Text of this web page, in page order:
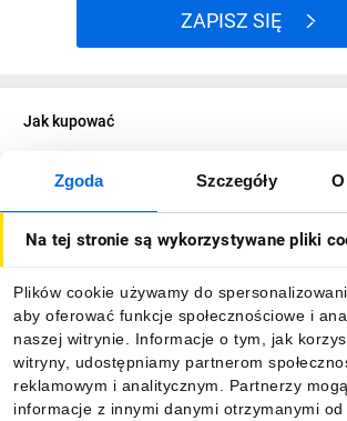
Zgoda Szczegóły
Na tej stronie są wykorzystywane pliki
Plików cookie używamy do
aby oferować funkcje społecznościowe i
naszej witrynie. Informacje o tym, jak
witryny, udostępniamy partnerom
reklamowym i analitycznym. Partnerzy
informacje z innymi danymi otrzymanymi
ZAPISZ SIĘ
Jak kupować
O firmie
Informacje
Pobierz naszą aplikację